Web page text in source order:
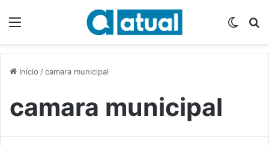
Início /camara municipal
camara municipal